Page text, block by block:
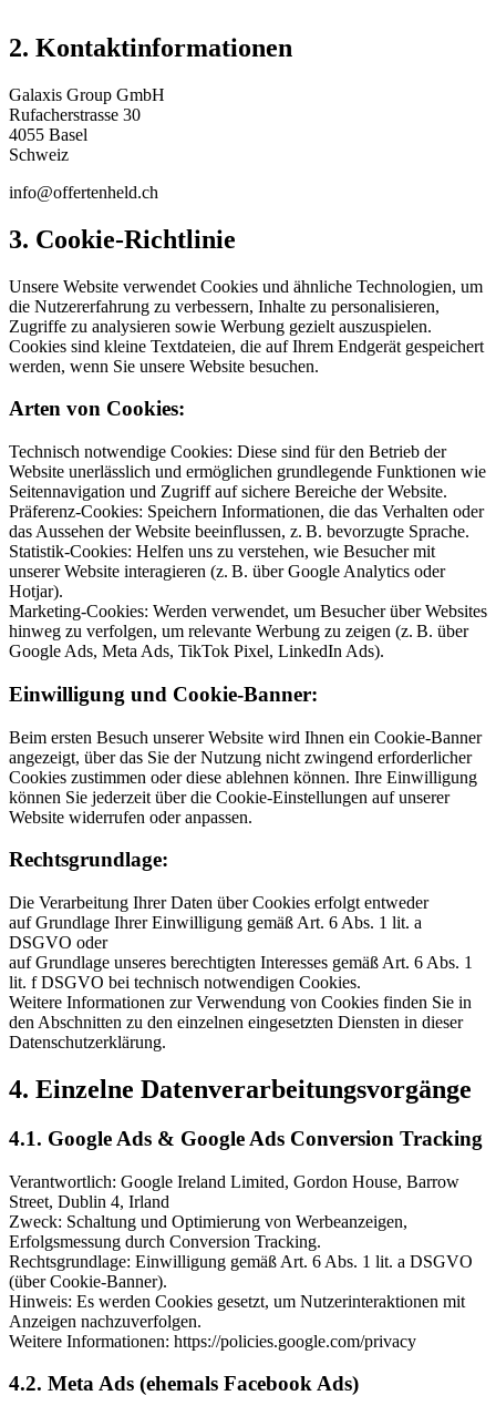
2. Kontaktinformationen
Galaxis Group GmbH
Rufacherstrasse 30
4055 Basel
Schweiz
info@offertenheld.ch
3. Cookie-Richtlinie
Unsere Website verwendet Cookies und ähnliche Technologien, um
die Nutzererfahrung zu verbessern, Inhalte zu personalisieren,
Zugriffe zu analysieren sowie Werbung gezielt auszuspielen.
Cookies sind kleine Textdateien, die auf Ihrem Endgerät gespeichert
werden, wenn Sie unsere Website besuchen.
Arten von Cookies:
Technisch notwendige Cookies: Diese sind für den Betrieb der
Website unerlässlich und ermöglichen grundlegende Funktionen wie
Seitennavigation und Zugriff auf sichere Bereiche der Website.
Präferenz-Cookies: Speichern Informationen, die das Verhalten oder
das Aussehen der Website beeinflussen, z. B. bevorzugte Sprache.
Statistik-Cookies: Helfen uns zu verstehen, wie Besucher mit
unserer Website interagieren (z. B. über Google Analytics oder
Hotjar).
Marketing-Cookies: Werden verwendet, um Besucher über Websites
hinweg zu verfolgen, um relevante Werbung zu zeigen (z. B. über
Google Ads, Meta Ads, TikTok Pixel, LinkedIn Ads).
Einwilligung und Cookie-Banner:
Beim ersten Besuch unserer Website wird Ihnen ein Cookie-Banner
angezeigt, über das Sie der Nutzung nicht zwingend erforderlicher
Cookies zustimmen oder diese ablehnen können. Ihre Einwilligung
können Sie jederzeit über die Cookie-Einstellungen auf unserer
Website widerrufen oder anpassen.
Rechtsgrundlage:
Die Verarbeitung Ihrer Daten über Cookies erfolgt entweder
auf Grundlage Ihrer Einwilligung gemäß Art. 6 Abs. 1 lit. a
DSGVO oder
auf Grundlage unseres berechtigten Interesses gemäß Art. 6 Abs. 1
lit. f DSGVO bei technisch notwendigen Cookies.
Weitere Informationen zur Verwendung von Cookies finden Sie in
den Abschnitten zu den einzelnen eingesetzten Diensten in dieser
Datenschutzerklärung.
4. Einzelne Datenverarbeitungsvorgänge
4.1. Google Ads & Google Ads Conversion Tracking
Verantwortlich: Google Ireland Limited, Gordon House, Barrow
Street, Dublin 4, Irland
Zweck: Schaltung und Optimierung von Werbeanzeigen,
Erfolgsmessung durch Conversion Tracking.
Rechtsgrundlage: Einwilligung gemäß Art. 6 Abs. 1 lit. a DSGVO
(über Cookie-Banner).
Hinweis: Es werden Cookies gesetzt, um Nutzerinteraktionen mit
Anzeigen nachzuverfolgen.
Weitere Informationen: https://policies.google.com/privacy
4.2. Meta Ads (ehemals Facebook Ads)